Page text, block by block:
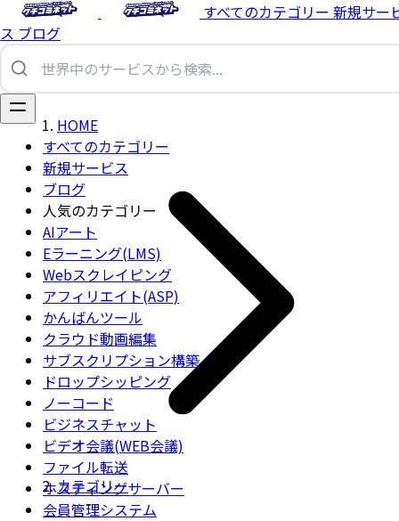
すべてのカテゴリー 新規サー
ス ブログ
すべてのカテゴリー
新規サービス
ブログ
人気のカテゴリー
AIアート
Eラーニング(LMS)
Webスクレイピング
アフィリエイト(ASP)
かんばんツール
クラウド動画編集
サブスクリプション構築
ドロップシッピング
ノーコード
ビジネスチャット
ビデオ会議(WEB会議)
ファイル転送
ホスティングサーバー
会員管理システム
HOME
カテゴリー